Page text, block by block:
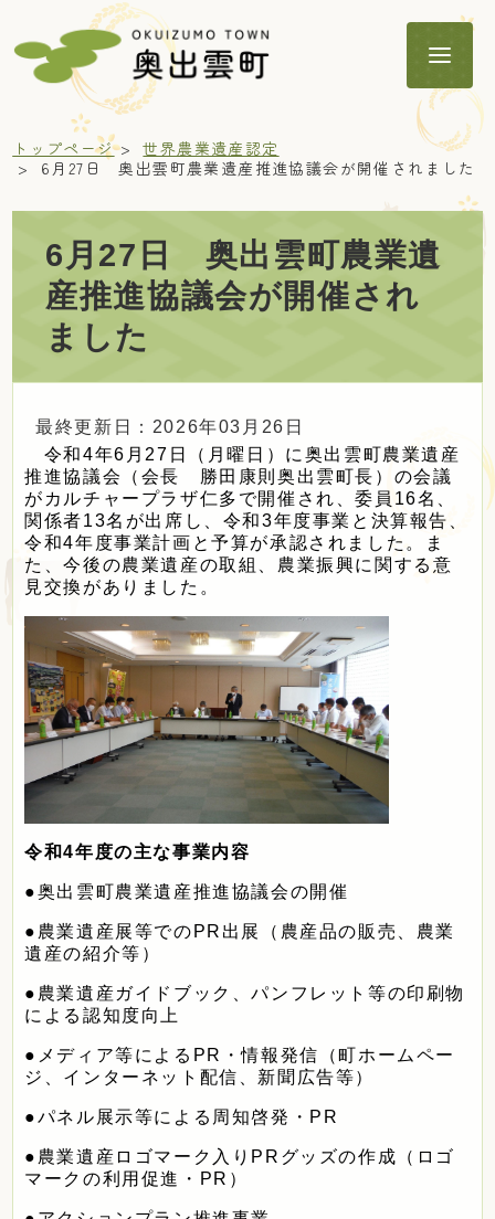
暮らし
子育て・教育
健康・福祉
定住・観光・ふるさと納税
事業者の方へ
町政情報
Foreign
サイトマップ
トップページ
世界農業遺産認定
6月27日 奥出雲町農業遺産推進協議会が開催されました
6月27日 奥出雲町農業遺
産推進協議会が開催され
ました
最終更新日：2026年03月26日
令和4年6月27日（月曜日）に奥出雲町農業遺産
推進協議会（会長 勝田康則奥出雲町長）の会議
がカルチャープラザ仁多で開催され、委員16名、
関係者13名が出席し、令和3年度事業と決算報告、
令和4年度事業計画と予算が承認されました。ま
た、今後の農業遺産の取組、農業振興に関する意
見交換がありました。
令和4年度の主な事業内容
●奥出雲町農業遺産推進協議会の開催
●農業遺産展等でのPR出展（農産品の販売、農業
遺産の紹介等）
●農業遺産ガイドブック、パンフレット等の印刷物
による認知度向上
●メディア等によるPR・情報発信（町ホームペー
ジ、インターネット配信、新聞広告等）
●パネル展示等による周知啓発・PR
●農業遺産ロゴマーク入りPRグッズの作成（ロゴ
マークの利用促進・PR）